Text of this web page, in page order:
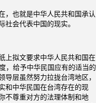
，也就是中华人民共和国承认
会代表中国的现实。
上拟文要求中华人民共和国在
，给予中华民国应有的适当的
层虽然努力拉拢台湾地区，
和中华民国在台湾存在的现
不尊重对方的法理体制和地